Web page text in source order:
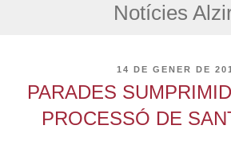
Notícies
PUBLICAT
14 DE GENER DE
PARADES
PROCESSÓ DE